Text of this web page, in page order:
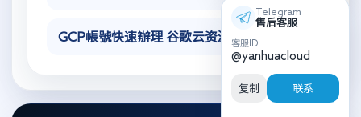
GCP帳號快速辦理 谷歌云资源隔离技术
Telegram
售后客服
客服ID
@yanhuacloud
复制 联系